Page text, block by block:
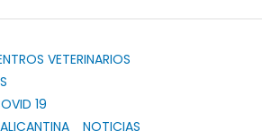
VETERINARIOS
19
NOTICIAS